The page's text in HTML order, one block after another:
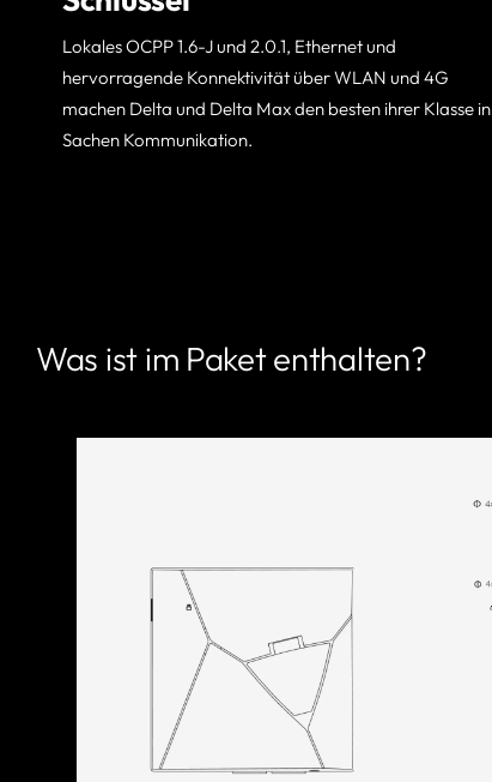
Lokales OCPP 1.6-J und 2.0.1, Ethernet und
hervorragende Konnektivität über WLAN und 4G
machen Delta und Delta Max den besten ihrer Klasse in
Sachen Kommunikation.
Was ist im Paket enthalten?